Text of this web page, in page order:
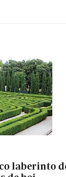
laberinto